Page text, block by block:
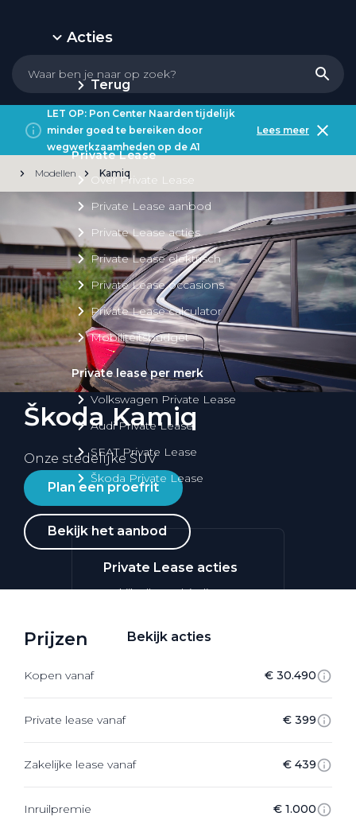
Acties
Terug
Private Lease
Over Private Lease
Private Lease aanbod
Private Lease acties
Private Lease elektrisch
Private Lease occasions
Private Lease calculator
Mobiliteitsbudget
Private lease per merk
Volkswagen Private Lease
Audi Private Lease
SEAT Private Lease
Škoda Private Lease
Private Lease acties
Bekijk alle aanbiedingen
Bekijk acties
LET OP: Pon Center Naarden tijdelijk
minder goed te bereiken door
wegwerkzaamheden op de A1
Lees meer
Modellen Kamiq
Škoda Kamiq
Onze stedelijke SUV
Plan een proefrit
Bekijk het aanbod
Prijzen
Kopen vanaf € 30.490
Private lease vanaf € 399
Zakelijke lease vanaf € 439
Inruilpremie € 1.000